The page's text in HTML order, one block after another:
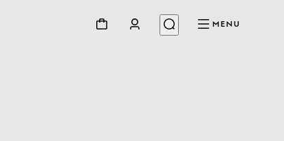
MENU